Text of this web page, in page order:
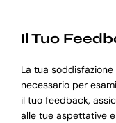
Il Tuo
La tua
necessario per
il tuo feedback,
alle tue aspettative